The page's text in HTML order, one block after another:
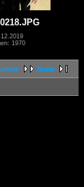
1970
letzte